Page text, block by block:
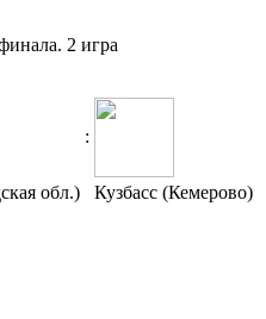
2 игра
:
обл.) Кузбасс (Кемерово)